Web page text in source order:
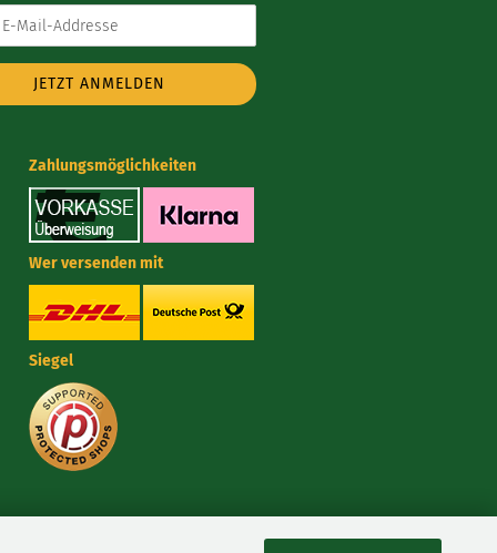
Zahlungsmöglichkeiten
Wer versenden mit
Siegel